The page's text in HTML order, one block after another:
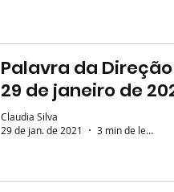
Palavra da Direção -
29 de janeiro de 2021
Claudia Silva
29 de jan. de 2021
3 min de leitura